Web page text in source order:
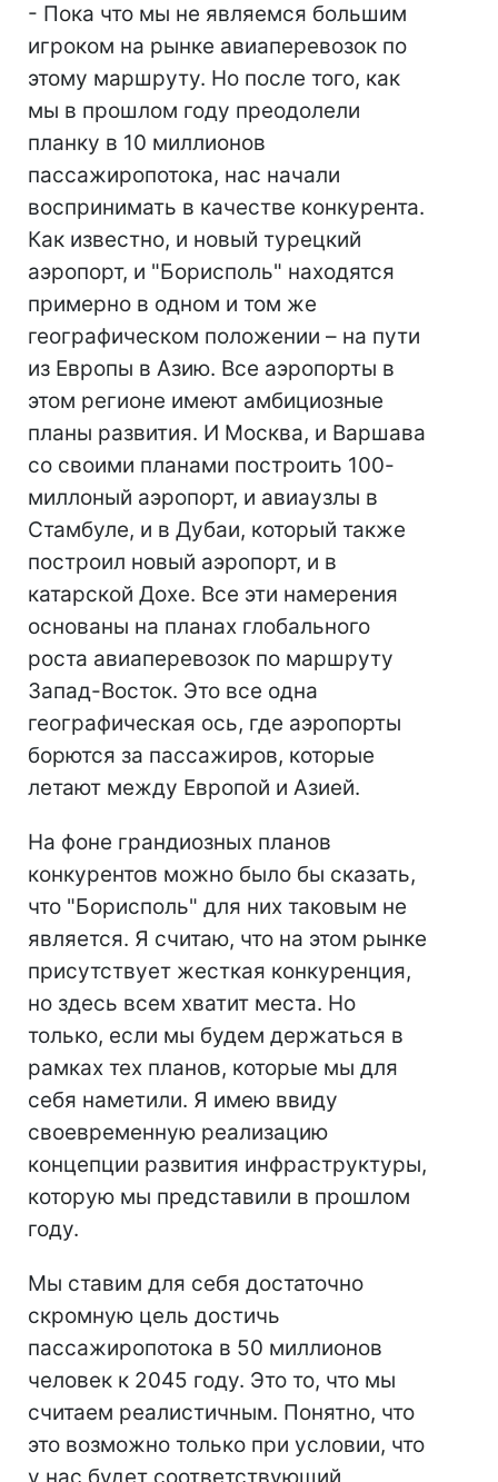
- Пока что мы не являемся большим
игроком на рынке авиаперевозок по
этому маршруту. Но после того, как
мы в прошлом году преодолели
планку в 10 миллионов
пассажиропотока, нас начали
воспринимать в качестве конкурента.
Как известно, и новый турецкий
аэропорт, и "Борисполь" находятся
примерно в одном и том же
географическом положении – на пути
из Европы в Азию. Все аэропорты в
этом регионе имеют амбициозные
планы развития. И Москва, и Варшава
со своими планами построить 100-
миллоный аэропорт, и авиаузлы в
Стамбуле, и в Дубаи, который также
построил новый аэропорт, и в
катарской Дохе. Все эти намерения
основаны на планах глобального
роста авиаперевозок по маршруту
Запад-Восток. Это все одна
географическая ось, где аэропорты
борются за пассажиров, которые
летают между Европой и Азией.
На фоне грандиозных планов
конкурентов можно было бы сказать,
что "Борисполь" для них таковым не
является. Я считаю, что на этом рынке
присутствует жесткая конкуренция,
но здесь всем хватит места. Но
только, если мы будем держаться в
рамках тех планов, которые мы для
себя наметили. Я имею ввиду
своевременную реализацию
концепции развития инфраструктуры,
которую мы представили в прошлом
году.
Мы ставим для себя достаточно
скромную цель достичь
пассажиропотока в 50 миллионов
человек к 2045 году. Это то, что мы
считаем реалистичным. Понятно, что
это возможно только при условии, что